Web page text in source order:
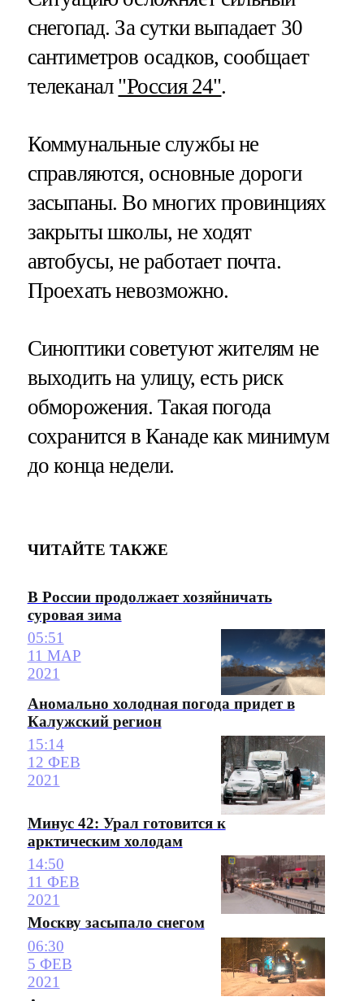
снегопад. За сутки выпадает 30
сантиметров осадков, сообщает
телеканал "Россия 24".
Коммунальные службы не
справляются, основные дороги
засыпаны. Во многих провинциях
закрыты школы, не ходят
автобусы, не работает почта.
Проехать невозможно.
Синоптики советуют жителям не
выходить на улицу, есть риск
обморожения. Такая погода
сохранится в Канаде как минимум
до конца недели.
ЧИТАЙТЕ ТАКЖЕ
В России продолжает хозяйничать
суровая зима
05:51
11 МАР
2021
Аномально холодная погода придет в
Калужский регион
15:14
12 ФЕВ
2021
Минус 42: Урал готовится к
арктическим холодам
14:50
11 ФЕВ
2021
Москву засыпало снегом
06:30
5 ФЕВ
2021